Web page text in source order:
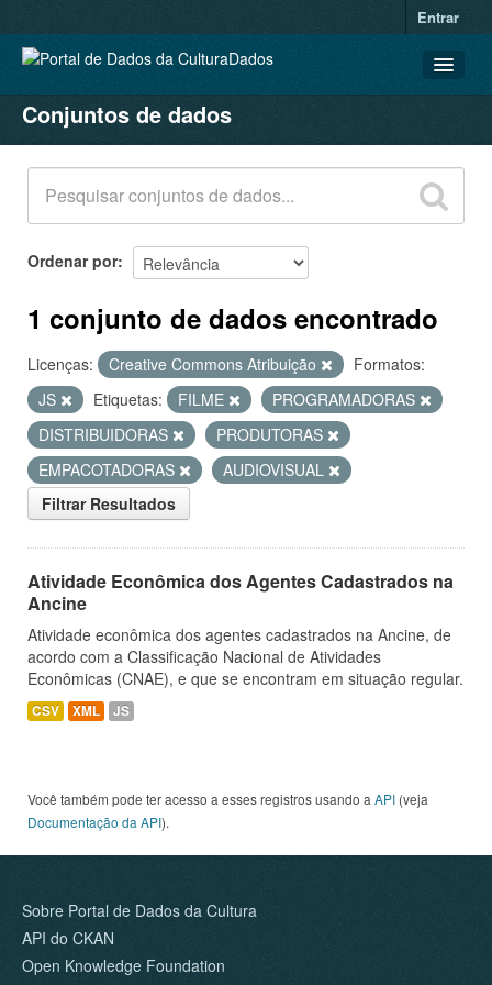
Entrar
CONJUNTOS DE DADOS
ORGANIZAÇÕES
GRUPOS
SOBRE
Conjuntos de dados
Ordenar por
1 conjunto de dados encontrado
Licenças: Creative Commons Atribuição
Formatos:
JS
Etiquetas: FILME
PROGRAMADORAS
DISTRIBUIDORAS
PRODUTORAS
EMPACOTADORAS
AUDIOVISUAL
Filtrar Resultados
Atividade Econômica dos Agentes Cadastrados na
Ancine
Atividade econômica dos agentes cadastrados na Ancine, de
acordo com a Classificação Nacional de Atividades
Econômicas (CNAE), e que se encontram em situação regular.
CSV XML JS
Você também pode ter acesso a esses registros usando a API (veja
Documentação da API).
Sobre Portal de Dados da Cultura
API do CKAN
Open Knowledge Foundation